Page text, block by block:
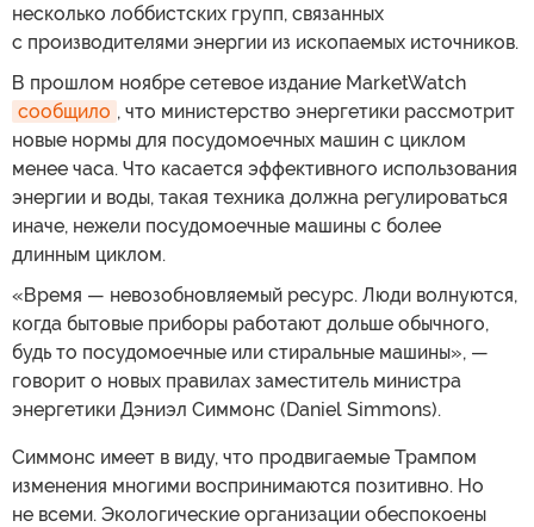
несколько лоббистских групп, связанных
с производителями энергии из ископаемых источников.
В прошлом ноябре сетевое издание MarketWatch
сообщило , что министерство энергетики рассмотрит
новые нормы для посудомоечных машин с циклом
менее часа. Что касается эффективного использования
энергии и воды, такая техника должна регулироваться
иначе, нежели посудомоечные машины с более
длинным циклом.
«Время — невозобновляемый ресурс. Люди волнуются,
когда бытовые приборы работают дольше обычного,
будь то посудомоечные или стиральные машины», —
говорит о новых правилах заместитель министра
энергетики Дэниэл Симмонс (Daniel Simmons).
Симмонс имеет в виду, что продвигаемые Трампом
изменения многими воспринимаются позитивно. Но
не всеми. Экологические организации обеспокоены